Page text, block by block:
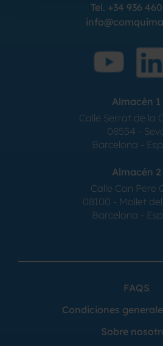
Tel. +34 936
Almacén 1
Calle Serrat de la
08554 -
Barcelona -
Almacén 2
Calle Can Pere
08100 - Mollet
Barcelona -
FAQS
Condiciones
Sobre